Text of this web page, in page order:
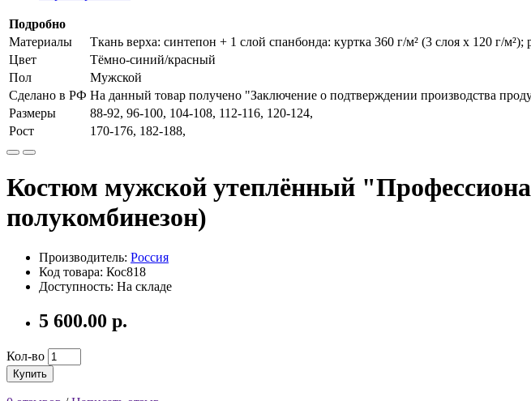
Подробно
Материалы
Ткань верха: синтепон + 1 слой спанбонда: куртка 360 г/м² (3 слоя х 120 г/
Цвет
Тёмно-синий/красный
Пол
Мужской
Сделано в РФ На данный товар получено "Заключение о подтверждении производства
Размеры
88-92, 96-100, 104-108, 112-116, 120-124,
Рост
170-176, 182-188,
Костюм мужской утеплённый
полукомбинезон)
Производитель: Россия
Код товара: Кос818
Доступность: На складе
5 600.00 р.
Кол-во
Купить